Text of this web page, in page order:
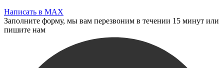
Написать в MAX
Заполните форму, мы вам перезвоним в течении 15 минут или
пишите нам